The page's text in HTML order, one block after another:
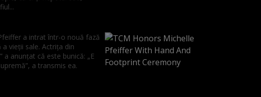
a intrat într-o nouă fază
a vieții sale. Actrița din
a anunțat că este bunică: „E
a transmis ea.